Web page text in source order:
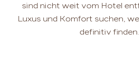
sind nicht weit vom Hotel
Luxus und Komfort suchen,
definitiv finden.